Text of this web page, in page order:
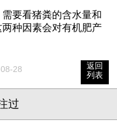
要看猪粪的含水量和
种因素会对有机肥产
28
返回
列表
过